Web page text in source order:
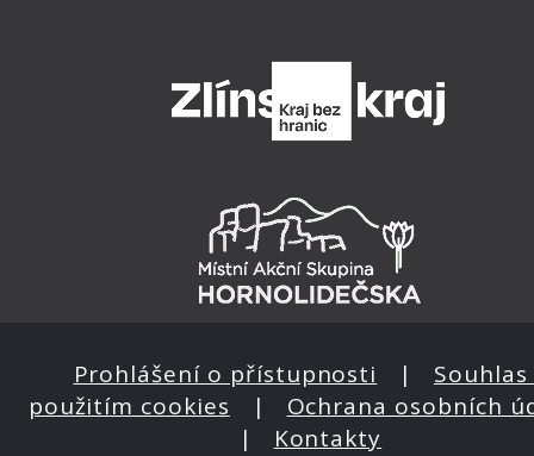
Prohlášení o přístupnosti | Souhlas
použitím cookies | Ochrana osobních
| Kontakty